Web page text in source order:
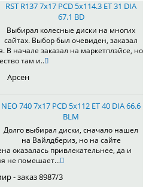
RST R137 7x17 PCD 5x114.3 ET 31 DIA
67.1 BD
Выбирал колесные диски на многих
сайтах. Выбор был очевиден, заказал
В начале заказал на маркетплэйсе, но
там и..
Арсен
NEO 740 7x17 PCD 5x112 ET 40 DIA 66.6
BLM
Долго выбирал диски, сначало нашел
на Вайлдбериз, но на сайте
оказалась привлекательнее, да и
не помешает...
- заказ 8987/3